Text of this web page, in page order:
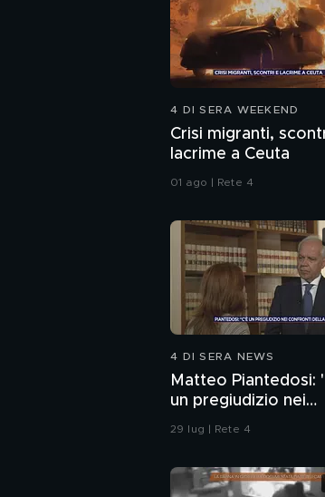
4 DI SERA WEEKEND
Crisi migranti,
lacrime a Ceuta
01 ago | Rete 4
4 DI SERA NEWS
Matteo Piantedosi:
un pregiudizio nei
confronti della
29 lug | Rete 4